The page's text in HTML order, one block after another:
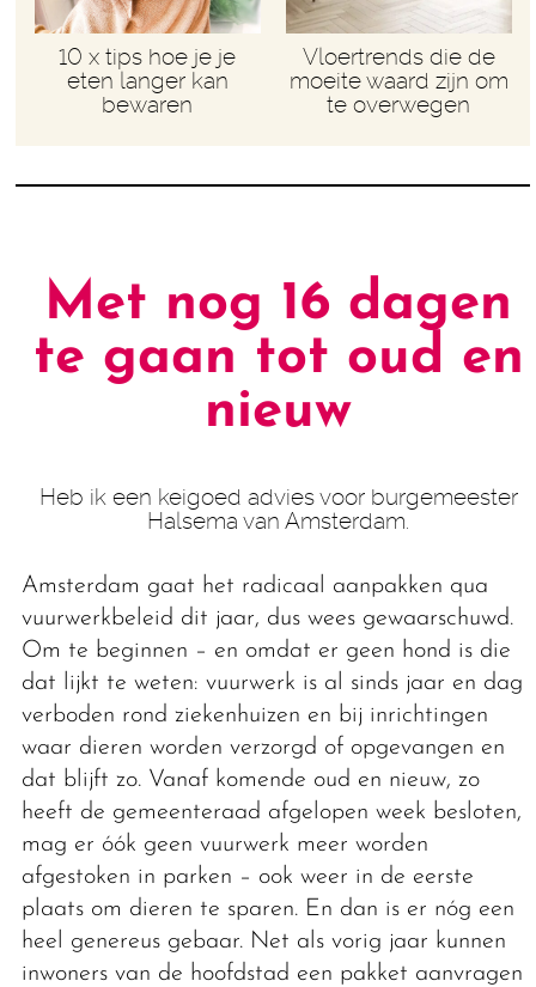
10 x tips hoe je je
eten langer kan
bewaren
Vloertrends die de
moeite waard zijn om
te overwegen
Met nog 16 dagen
te gaan tot oud en
nieuw
Heb ik een keigoed advies voor burgemeester
Halsema van Amsterdam.
Amsterdam gaat het radicaal aanpakken qua
vuurwerkbeleid dit jaar, dus wees gewaarschuwd.
Om te beginnen – en omdat er geen hond is die
dat lijkt te weten: vuurwerk is al sinds jaar en dag
verboden rond ziekenhuizen en bij inrichtingen
waar dieren worden verzorgd of opgevangen en
dat blijft zo. Vanaf komende oud en nieuw, zo
heeft de gemeenteraad afgelopen week besloten,
mag er óók geen vuurwerk meer worden
afgestoken in parken – ook weer in de eerste
plaats om dieren te sparen. En dan is er nóg een
heel genereus gebaar. Net als vorig jaar kunnen
inwoners van de hoofdstad een pakket aanvragen